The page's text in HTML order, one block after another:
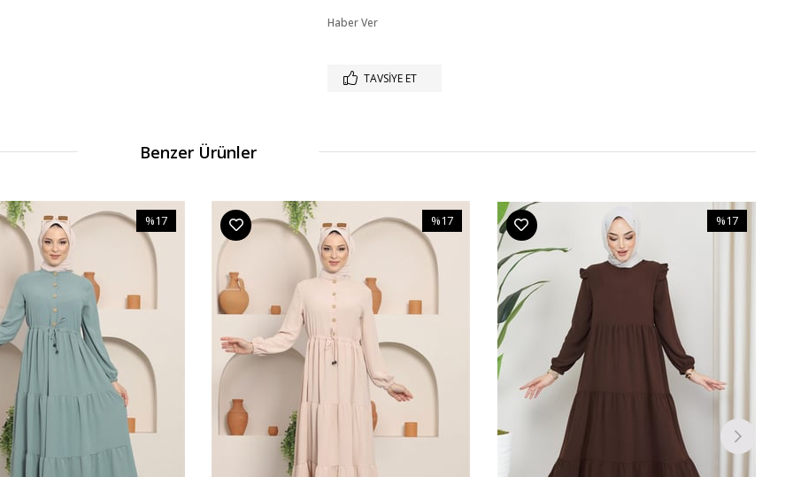
Haber Ver
TAVSIYE ET
Benzer Ürünler
%17
İndirim
%17
İndirim
%17İndirim
%17